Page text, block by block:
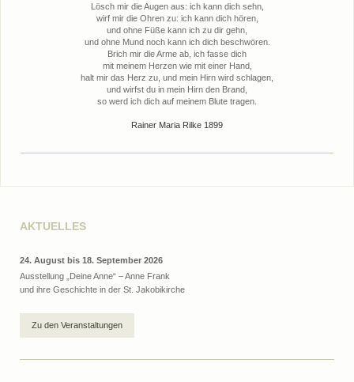
Lösch mir die Augen aus: ich kann dich sehn,
wirf mir die Ohren zu: ich kann dich hören,
und ohne Füße kann ich zu dir gehn,
und ohne Mund noch kann ich dich beschwören.
Brich mir die Arme ab, ich fasse dich
mit meinem Herzen wie mit einer Hand,
halt mir das Herz zu, und mein Hirn wird schlagen,
und wirfst du in mein Hirn den Brand,
so werd ich dich auf meinem Blute tragen.
Rainer Maria Rilke 1899
AKTUELLES
24. August bis 18. September 2026
Ausstellung „Deine Anne“ – Anne Frank
und ihre Geschichte in der St. Jakobikirche
Zu den Veranstaltungen